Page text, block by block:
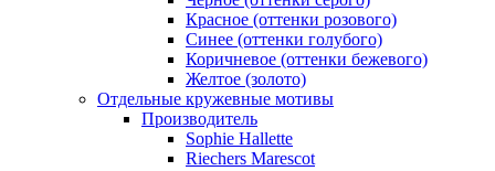
Красное (оттенки розового)
Синее (оттенки голубого)
Коричневое (оттенки бежевого)
Желтое (золото)
Отдельные кружевные мотивы
Производитель
Sophie Hallette
Riechers Marescot